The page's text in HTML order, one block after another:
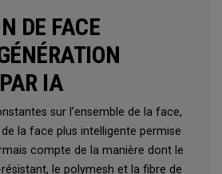
DE FACE
IA
sur l’ensemble de la face,
la face plus intelligente permise
compte de la manière dont le
le polymesh et la fibre de